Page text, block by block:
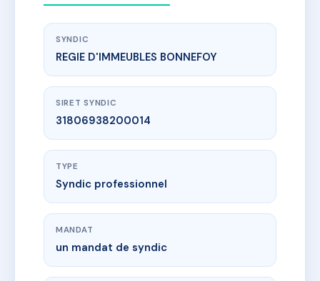
SYNDIC
REGIE D'IMMEUBLES BONNEFOY
SIRET SYNDIC
31806938200014
TYPE
Syndic professionnel
MANDAT
un mandat de syndic